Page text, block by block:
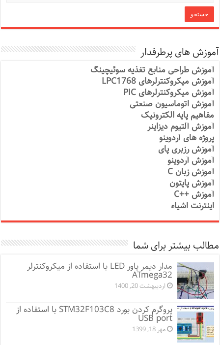
آموزش های پرطرفدار
آموزش طراحی منابع تغذیه سوئیچینگ
آموزش میکروکنترلرهای LPC1768
آموزش میکروکنترلرهای PIC
آموزش اتوماسیون صنعتی
مفاهیم پایه الکترونیک
آموزش آلتیوم دیزاینر
پروژه های آردوینو
آموزش رزبری پای
آموزش آردوینو
آموزش زبان C
آموزش پایتون
آموزش ++C
اینترنت اشیاء
مطالب بیشتر برای شما
مدار دیمر پاور LED با استفاده از میکروکنترلر
ATmega32
اردیبهشت 20, 1400
پروگرم کردن بورد STM32F103C8 با استفاده از
USB port
مهر 18, 1399